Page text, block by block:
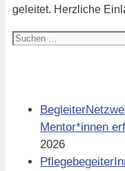
geleitet. Herzliche
Suchen
Mentor*innen
2026